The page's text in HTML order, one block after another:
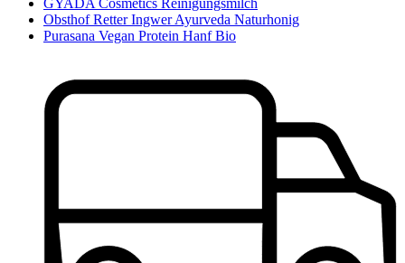
GYADA Cosmetics Reinigungsmilch
Obsthof Retter Ingwer Ayurveda Naturhonig
Purasana Vegan Protein Hanf Bio